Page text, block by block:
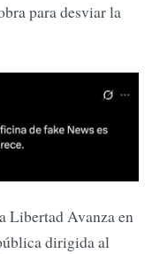
para desviar la
Libertad Avanza en
dirigida al